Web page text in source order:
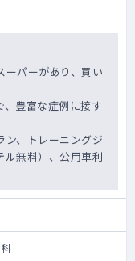
ーパーがあり、買い
、豊富な症例に接す
ン、トレーニングジ
ル無料）、公用車利